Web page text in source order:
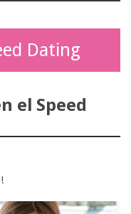
Dating
el Speed